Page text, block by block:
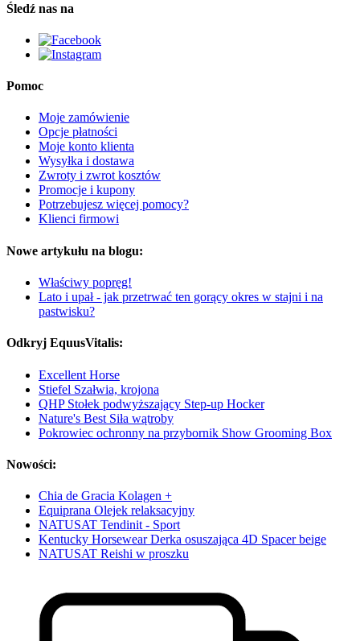
Śledź nas na
Pomoc
Moje zamówienie
Opcje płatności
Moje konto klienta
Wysyłka i dostawa
Zwroty i zwrot kosztów
Promocje i kupony
Potrzebujesz więcej pomocy?
Klienci firmowi
Nowe artykułu na blogu:
Właściwy popręg!
Lato i upał - jak przetrwać ten gorący okres w stajni i na
pastwisku?
Odkryj EquusVitalis:
Excellent Horse
Stiefel Szałwia, krojona
QHP Stołek podwyższający Step-up Hocker
Nature's Best Siła wątroby
Pokrowiec ochronny na przybornik Show Grooming Box
Nowości:
Chia de Gracia Kolagen +
Equiprana Olejek relaksacyjny
NATUSAT Tendinit - Sport
Kentucky Horsewear Derka osuszająca 4D Spacer beige
NATUSAT Reishi w proszku